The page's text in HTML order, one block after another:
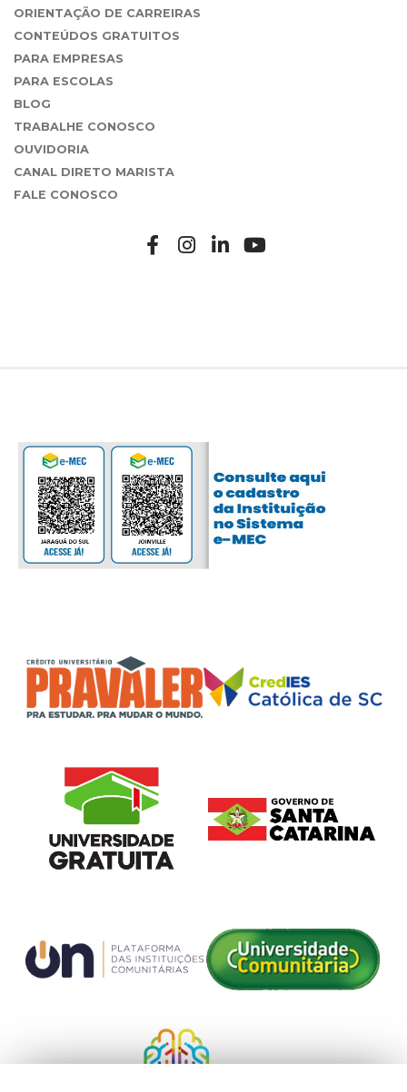
ORIENTAÇÃO DE CARREIRAS
CONTEÚDOS GRATUITOS
PARA EMPRESAS
PARA ESCOLAS
BLOG
TRABALHE CONOSCO
OUVIDORIA
CANAL DIRETO MARISTA
FALE CONOSCO